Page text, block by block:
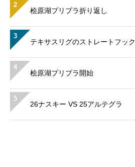
2
桧原湖プリプラ折り返し
3
テキサスリグのストレートフック
4
桧原湖プリプラ開始
5
26ナスキー VS 25アルテグラ